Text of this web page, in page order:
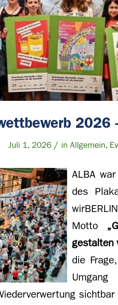
2026
Juli 1, 2026 / in Allgemein,
ALBA
des
Motto
gestalten
die